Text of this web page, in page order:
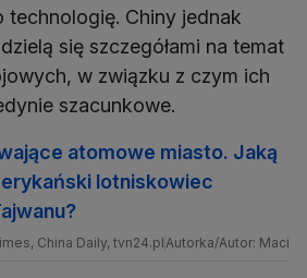
technologię. Chiny jednak
się szczegółami na temat
w związku z czym ich
szacunkowe.
atomowe miasto. Jaką
lotniskowiec
China Daily, tvn24.pl Autorka/Autor: Maciej